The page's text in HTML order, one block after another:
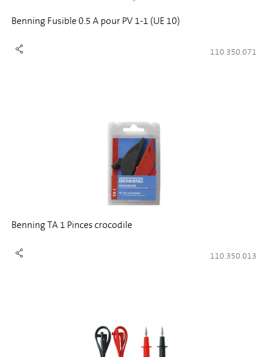
Benning Fusible 0.5 A pour PV 1-1 (UE 10)
110.350.071
Benning TA 1 Pinces crocodile
110.350.013